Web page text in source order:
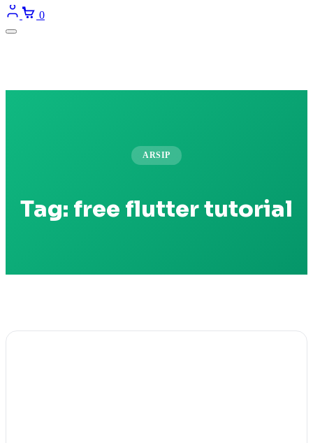
0
ARSIP
Tag: free flutter tutorial